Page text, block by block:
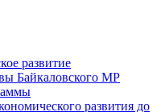
развитие
Байкаловского МР
развития до